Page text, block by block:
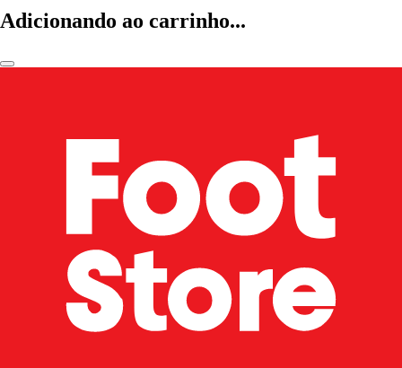
Adicionando ao carrinho...